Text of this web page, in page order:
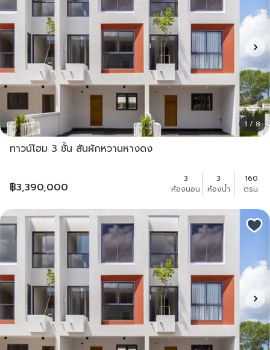
1 / 8
ทาวน์โฮม 3 ชั้น สันผักหวานหางดง
฿3,390,000
3
ห้องนอน
3
ห้องน้ำ
160
ตรม.